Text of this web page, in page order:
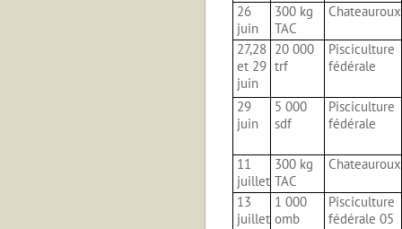
26
juin
300 kg
TAC
Chateauroux
27,28
et 29
juin
20 000
trf
Pisciculture
fédérale
29
juin
5 000
sdf
Pisciculture
fédérale
11
juillet
300 kg
TAC
Chateauroux
13
juillet
1 000
omb
Pisciculture
fédérale 05